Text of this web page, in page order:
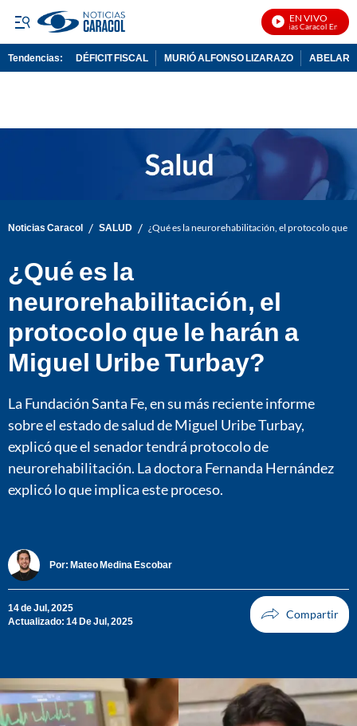
EN VIVO
Noticias Caracol En Vivo
Tendencias: DÉFICIT FISCAL MURIÓ ALFONSO LIZARAZO
Noticias Caracol / SALUD / ¿Qué es la neurorehabilitación, el protocolo que
¿Qué es la
neurorehabilitación, el
protocolo que le harán a
Miguel Uribe Turbay?
La Fundación Santa Fe, en su más reciente informe
sobre el estado de salud de Miguel Uribe Turbay,
explicó que el senador tendrá protocolo de
neurorehabilitación. La doctora Fernanda Hernández
explicó lo que implica este proceso.
Por: Mateo Medina Escobar
14 de Jul, 2025
Actualizado: 14 De Jul, 2025